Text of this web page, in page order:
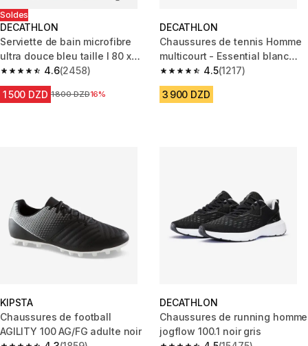
Soldes
DECATHLON
Serviette de bain microfibre
ultra douce bleu taille l 80 x
130 cm
4.6
4.6 out of 5 stars from 2458 reviews
(2458)
1 500 DZD Prix avant la réduction
1 800 DZD16%
DECATHLON
Chaussures de tennis Homme
multicourt - Essential blanc
cassé
4.5
4.5 out of 5 stars from 1217
(1217)
3 900 DZD
KIPSTA
Chaussures de football
AGILITY 100 AG/FG adulte noir
DECATHLON
Chaussures de running homme
jogflow 100.1 noir gris